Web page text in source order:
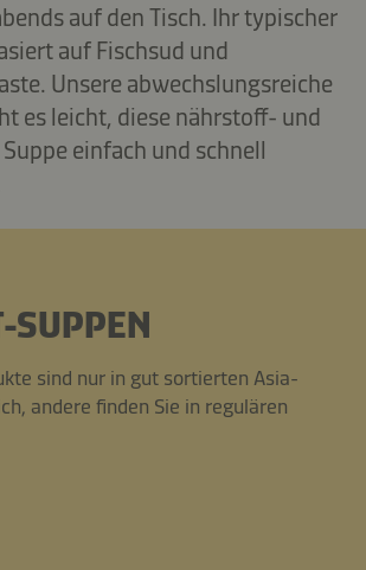
auf den Tisch. Ihr typischer
auf Fischsud und
Unsere abwechslungsreiche
es leicht, diese nährstoff- und
einfach und schnell
SUPPEN
sind nur in gut sortierten Asia-
andere finden Sie in regulären